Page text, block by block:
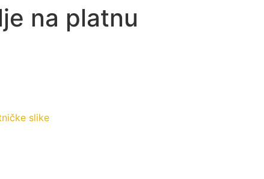
na platnu
slike